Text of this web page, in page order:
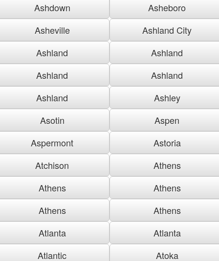
Ashdown
Asheboro
Asheville
Ashland City
Ashland
Ashland
Ashland
Ashland
Ashland
Ashley
Asotin
Aspen
Aspermont
Astoria
Atchison
Athens
Athens
Athens
Athens
Athens
Atlanta
Atlanta
Atlantic
Atoka